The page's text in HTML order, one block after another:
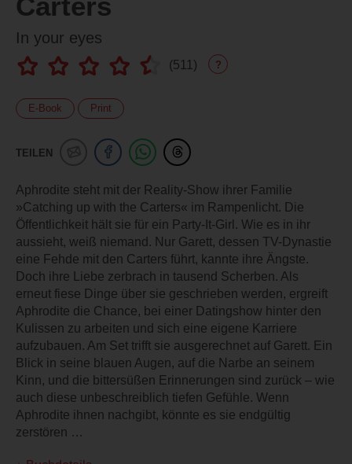
In your eyes
(511 ) ?
E-Book Print
TEILEN
Aphrodite steht mit der Reality-Show ihrer Familie
»Catching up with the Carters« im Rampenlicht. Die
Öffentlichkeit hält sie für ein Party-It-Girl. Wie es in ihr
aussieht, weiß niemand. Nur Garett, dessen TV-Dynastie
eine Fehde mit den Carters führt, kannte ihre Ängste.
Doch ihre Liebe zerbrach in tausend Scherben. Als
erneut fiese Dinge über sie geschrieben werden, ergreift
Aphrodite die Chance, bei einer Datingshow hinter den
Kulissen zu arbeiten und sich eine eigene Karriere
aufzubauen. Am Set trifft sie ausgerechnet auf Garett. Ein
Blick in seine blauen Augen, auf die Narbe an seinem
Kinn, und die bittersüßen Erinnerungen sind zurück – wie
auch diese unbeschreiblich tiefen Gefühle. Wenn
Aphrodite ihnen nachgibt, könnte es sie endgültig
zerstören …